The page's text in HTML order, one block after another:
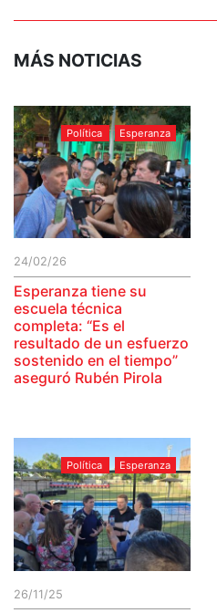
MÁS NOTICIAS
Política Esperanza
24/02/26
Esperanza tiene su
escuela técnica
completa: “Es el
resultado de un esfuerzo
sostenido en el tiempo”
aseguró Rubén Pirola
Política Esperanza
26/11/25